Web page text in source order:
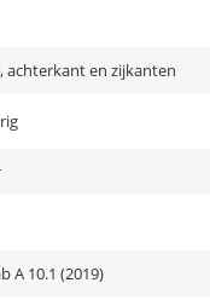
achterkant en zijkanten
A 10.1 (2019)